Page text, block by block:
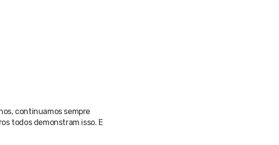
continuamos sempre
todos demonstram isso. E